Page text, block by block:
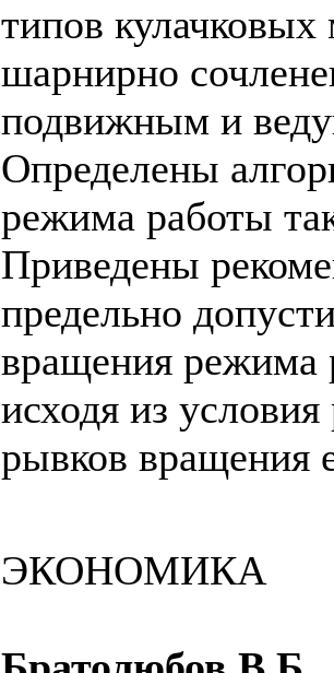
типов
шарнирно
подвижным и
Определены
режима работы
Приведены
предельно
вращения режима
исходя из
рывков вращения
ЭКОНОМИКА